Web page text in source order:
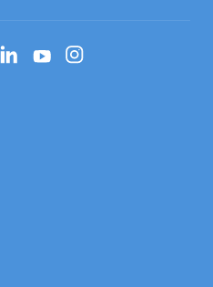
LinkedInYouTubeInstagram